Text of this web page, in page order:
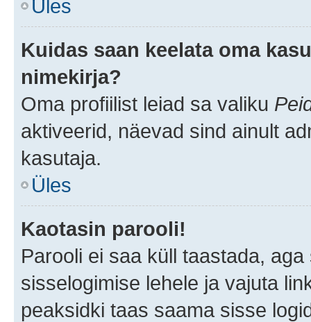
Üles
Kuidas saan keelata oma
nimekirja?
Oma profiilist leiad sa valiku
aktiveerid, näevad sind ainult
kasutaja.
Üles
Kaotasin parooli!
Parooli ei saa küll taastada,
sisselogimise lehele ja vajuta
peaksidki taas saama sisse